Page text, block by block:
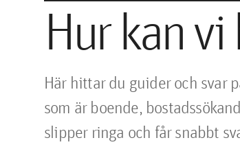
Hur kan
Här hittar du guider och svar
som är boende,
slipper ringa och får snabbt